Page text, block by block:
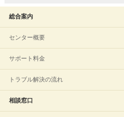
総合案内
センター概要
サポート料金
トラブル解決の流れ
相談窓口